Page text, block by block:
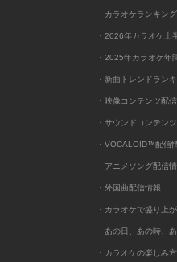
・カラオケランキング
・2026年カラオケ上
・2025年カラオケ年
・新曲トレンドラン
・映像コンテンツ配
・サウンドコンテン
・VOCALOID™配信
・アニメソング配信
・外国曲配信情報
・カラオケで盛り上
・あの日、あの時、あ
・カラオケの楽しみ